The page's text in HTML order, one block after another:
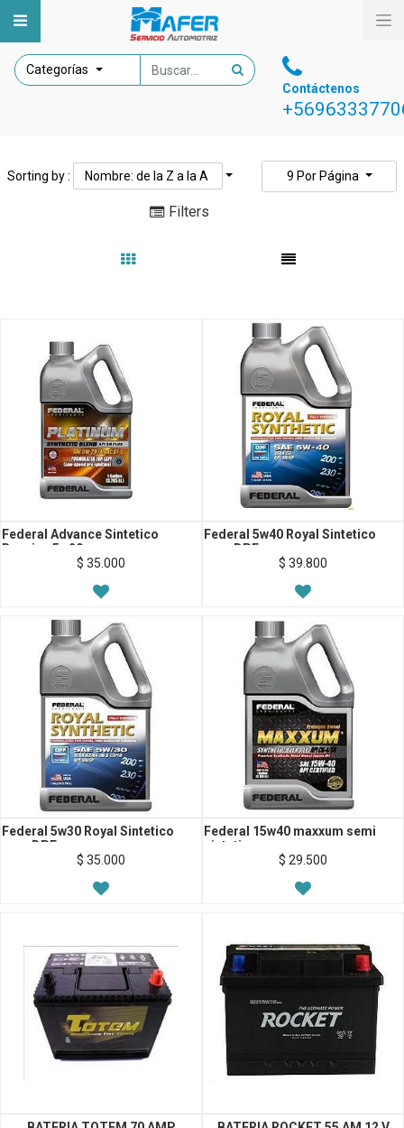
Categorías
Contáctenos
Sorting by : Nombre: de la Z a la A 9 Por Página
Filters
Federal Advance Sintetico
Bencina 5w20
$ 35.000
Federal 5w40 Royal Sintetico
para DPF
$ 39.800
Federal 5w30 Royal Sintetico
para DPF
$ 35.000
Federal 15w40 maxxum semi
sintetico
$ 29.500